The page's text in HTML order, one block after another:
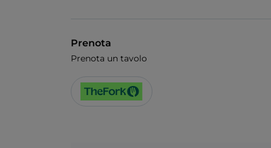
Prenota
Prenota un tavolo